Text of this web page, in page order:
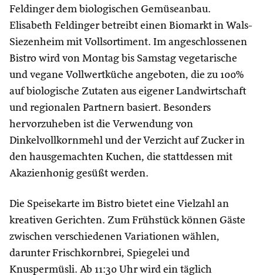
Feldinger dem biologischen Gemüseanbau.
Elisabeth Feldinger betreibt einen Biomarkt in Wals-
Siezenheim mit Vollsortiment. Im angeschlossenen
Bistro wird von Montag bis Samstag vegetarische
und vegane Vollwertküche angeboten, die zu 100%
auf biologische Zutaten aus eigener Landwirtschaft
und regionalen Partnern basiert. Besonders
hervorzuheben ist die Verwendung von
Dinkelvollkornmehl und der Verzicht auf Zucker in
den hausgemachten Kuchen, die stattdessen mit
Akazienhonig gesüßt werden.
Die Speisekarte im Bistro bietet eine Vielzahl an
kreativen Gerichten. Zum Frühstück können Gäste
zwischen verschiedenen Variationen wählen,
darunter Frischkornbrei, Spiegelei und
Knuspermüsli. Ab 11:30 Uhr wird ein täglich